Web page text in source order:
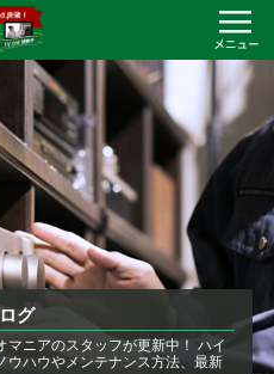
グ
ニアのスタッフが更新中！ ハイ
ウハウやメンテナンス方法、最新